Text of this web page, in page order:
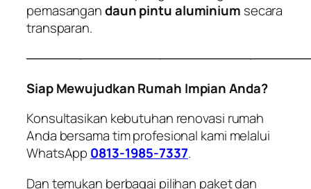
pemasangandaun pintu aluminium secara
transparan.
Siap Mewujudkan Rumah Impian Anda?
Konsultasikan kebutuhan renovasi rumah
Anda bersama tim profesional kami melalui
WhatsApp 0813-1985-7337.
Dan temukan berbagai pilihan paket dan